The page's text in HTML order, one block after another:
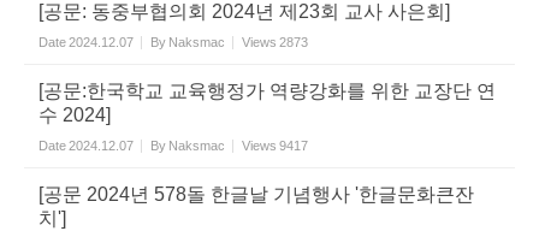
[공문: 동중부협의회 2024년 제23회 교사 사은회]
Date2024.12.07 By Naksmac Views 2873
[공문:한국학교 교육행정가 역량강화를 위한 교장단 연
수 2024]
Date2024.12.07 By Naksmac Views 9417
[공문 2024년 578돌 한글날 기념행사 '한글문화큰잔
치']